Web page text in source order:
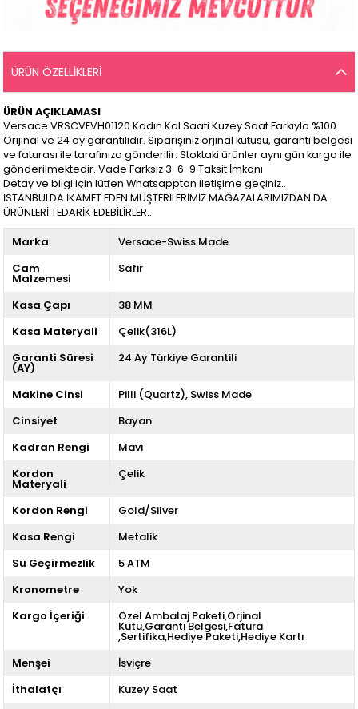
ÜRÜN ÖZELLIKLERI
ÜRÜN AÇIKLAMASI
Versace VRSCVEVH01120 Kadın Kol Saati Kuzey Saat Farkıyla %100
Orijinal ve 24 ay garantilidir. Siparişiniz orjinal kutusu, garanti belgesi
ve faturası ile tarafınıza gönderilir. Stoktaki ürünler aynı gün kargo ile
gönderilmektedir. Vade Farksız 3-6-9 Taksit İmkanı
Detay ve bilgi için lütfen Whatsapptan iletişime geçiniz..
İSTANBULDA İKAMET EDEN MÜŞTERİLERİMİZ MAĞAZALARIMIZDAN DA
ÜRÜNLERİ TEDARİK EDEBİLİRLER..
Marka
Versace-Swiss Made
Cam
Malzemesi
Safir
Kasa Çapı
38 MM
Kasa Materyali
Çelik(316L)
Garanti Süresi
(AY)
24 Ay Türkiye Garantili
Makine Cinsi Pilli (Quartz) Swiss Made
Cinsiyet
Bayan
Kadran Rengi
Mavi
Kordon
Materyali
Çelik
Kordon Rengi
Gold/Silver
Kasa Rengi
Metalik
Su Geçirmezlik
5 ATM
Kronometre
Yok
Kargo İçeriği
Özel Ambalaj Paketi,Orjinal
Kutu,Garanti Belgesi,Fatura
,Sertifika,Hediye Paketi,Hediye Kartı
Menşei
İsviçre
İthalatçı
Kuzey Saat